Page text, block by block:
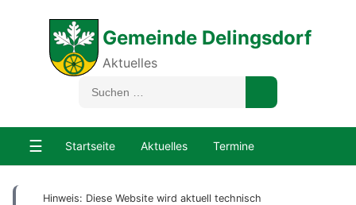
Gemeinde Delingsdorf
Aktuelles
☰ Startseite Aktuelles Termine
Hinweis: Diese Website wird aktuell technisch